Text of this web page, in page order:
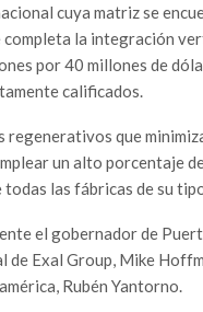
cuya matriz se
la integración
por 40 millones de
calificados.
que
un alto porcentaje
las fábricas de su
el gobernador de
de Exal Group, Mike
Rubén Yantorno.